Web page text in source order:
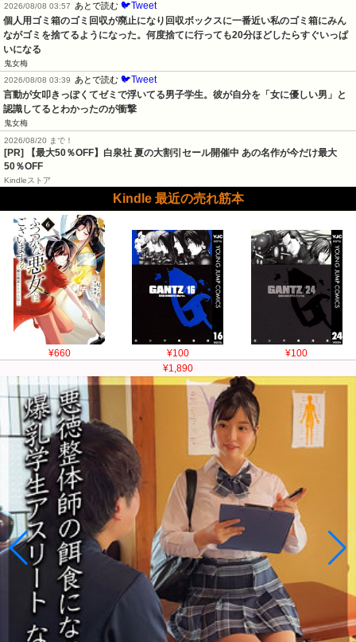
2026/08/08 03:57
あとで読む 🐦Tweet
個人用ゴミ箱のゴミ回収が廃止になり回収ボックスに一番近い私のゴミ箱にみん
ながゴミを捨てるようになった。何度捨てに行っても20分ほどしたらすぐいっぱ
いになる
鬼女梅
2026/08/08 03:39
あとで読む 🐦Tweet
言動が女叩きっぽくてゼミで浮いてる男子学生。彼が自分を「女に優しい男」と
認識してるとわかったのが衝撃
鬼女梅
2026/08/20 まで！
[PR]
【最大50％OFF】白泉社 夏の大割引セール開催中 あの名作が今だけ最大
50％OFF
Kindleストア
Kindle 最近の売れ筋本
¥660 ¥100
¥100
¥1,890